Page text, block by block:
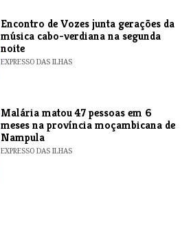
Encontro de Vozes junta gerações da
música cabo-verdiana na segunda
noite
EXPRESSO DAS ILHAS
​Malária matou 47 pessoas em 6
meses na província moçambicana de
Nampula
EXPRESSO DAS ILHAS